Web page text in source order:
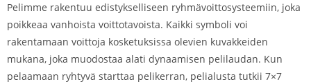
Pelimme rakentuu edistykselliseen ryhmävoittosysteemiin, joka
poikkeaa vanhoista voittotavoista. Kaikki symboli voi
rakentamaan voittoja kosketuksissa olevien kuvakkeiden
mukana, joka muodostaa alati dynaamisen pelilaudan. Kun
pelaamaan ryhtyvä starttaa pelikerran, pelialusta tutkii 7×7